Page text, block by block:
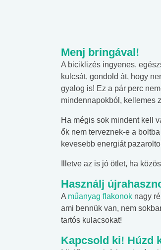
Menj bringával!
A biciklizés ingyenes,
kulcsát, gondold át, hogy
gyalog is! Ez a pár perc
mindennapokból, kellemes
Ha mégis sok mindent kell
ők nem terveznek-e a
kevesebb energiát
Illetve az is jó ötlet, ha
Használj
A műanyag flakonok nagy
ami bennük van, nem
tartós kulacsokat!
Kapcsold ki! Húzd